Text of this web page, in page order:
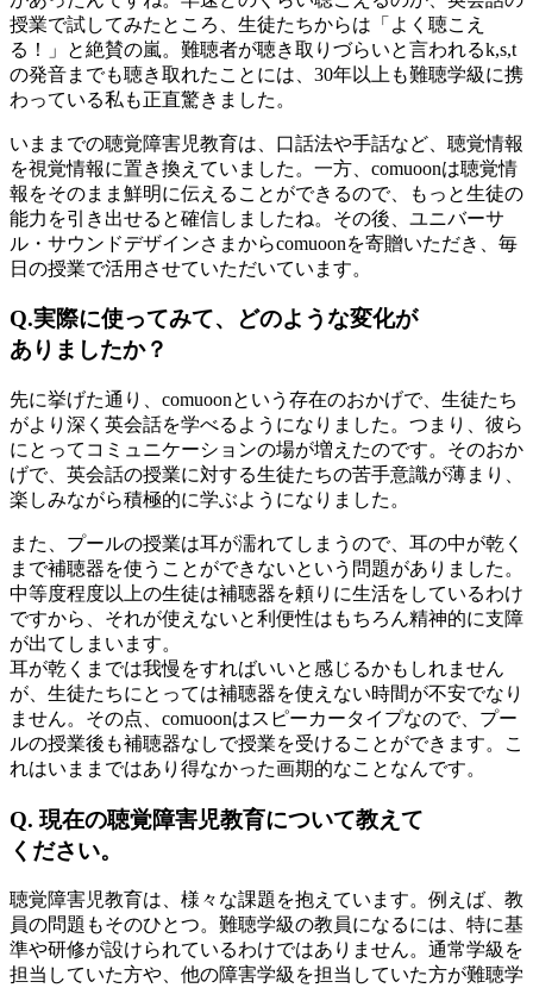
授業で試してみたところ、生徒たちからは「よく聴こえ
る！」と絶賛の嵐。難聴者が聴き取りづらいと言われるk,s,t
の発音までも聴き取れたことには、30年以上も難聴学級に携
わっている私も正直驚きました。
いままでの聴覚障害児教育は、口話法や手話など、聴覚情報
を視覚情報に置き換えていました。一方、comuoonは聴覚情
報をそのまま鮮明に伝えることができるので、もっと生徒の
能力を引き出せると確信しましたね。その後、ユニバーサ
ル・サウンドデザインさまからcomuoonを寄贈いただき、毎
日の授業で活用させていただいています。
Q.実際に使ってみて、どのような変化が
ありましたか？
先に挙げた通り、comuoonという存在のおかげで、生徒たち
がより深く英会話を学べるようになりました。つまり、彼ら
にとってコミュニケーションの場が増えたのです。そのおか
げで、英会話の授業に対する生徒たちの苦手意識が薄まり、
楽しみながら積極的に学ぶようになりました。
また、プールの授業は耳が濡れてしまうので、耳の中が乾く
まで補聴器を使うことができないという問題がありました。
中等度程度以上の生徒は補聴器を頼りに生活をしているわけ
ですから、それが使えないと利便性はもちろん精神的に支障
が出てしまいます。
耳が乾くまでは我慢をすればいいと感じるかもしれません
が、生徒たちにとっては補聴器を使えない時間が不安でなり
ません。その点、comuoonはスピーカータイプなので、プー
ルの授業後も補聴器なしで授業を受けることができます。こ
れはいままではあり得なかった画期的なことなんです。
Q. 現在の聴覚障害児教育について教えて
ください。
聴覚障害児教育は、様々な課題を抱えています。例えば、教
員の問題もそのひとつ。難聴学級の教員になるには、特に基
準や研修が設けられているわけではありません。通常学級を
担当していた方や、他の障害学級を担当していた方が難聴学